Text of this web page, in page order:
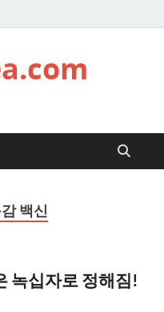
백신
녹십자로 정해짐!